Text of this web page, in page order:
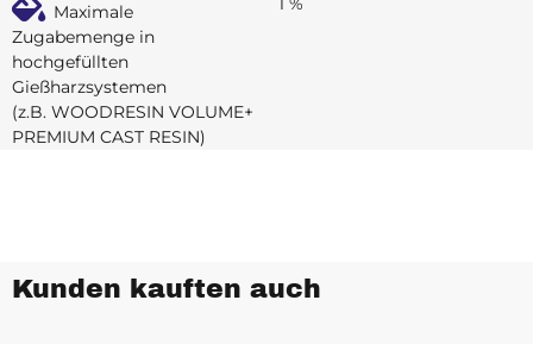
Maximale
Zugabemenge in
hochgefüllten
Gießharzsystemen
(z.B. WOODRESIN VOLUME+
PREMIUM CAST RESIN)
Kunden kauften auch